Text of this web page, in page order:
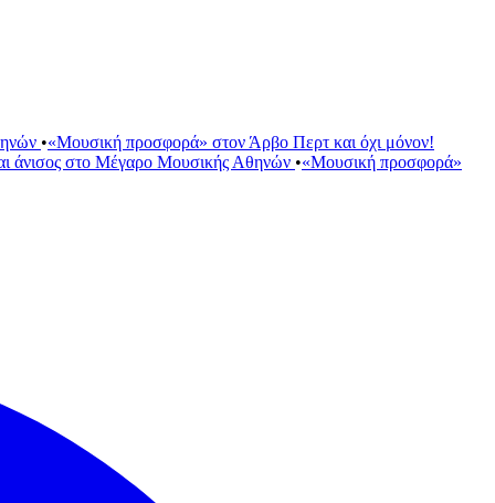
•«Μουσική προσφορά» στον Άρβο Περτ και όχι μόνον!
άνισος στο Μέγαρο Μουσικής Αθηνών •«Μουσική προσφορά»